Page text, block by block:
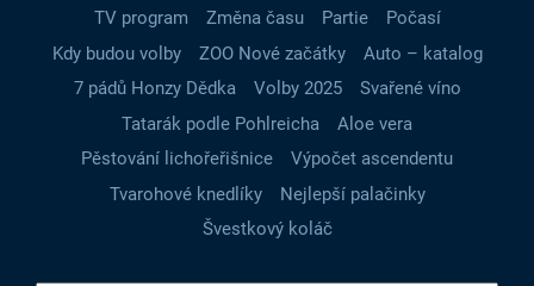
TV program
Změna času Partie
Počasí
Kdy budou volby
ZOO Nové začátky
Auto – katalog
7 pádů Honzy Dědka
Volby 2025
Svařené víno
Tatarák podle Pohlreicha
Aloe vera
Pěstování lichořeřišnice
Výpočet ascendentu
Tvarohové knedlíky
Nejlepší palačinky
Švestkový koláč